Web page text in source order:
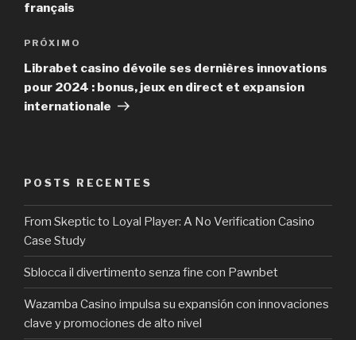
français
Próximo
post
PRÓXIMO
Librabet casino dévoile ses dernières innovations
pour 2024 : bonus, jeux en direct et expansion
internationale
POSTS RECENTES
From Skeptic to Loyal Player: A No Verification Casino
Case Study
Sblocca il divertimento senza fine con Pawnbet
Wazamba Casino impulsa su expansión con innovaciones
clave y promociones de alto nivel